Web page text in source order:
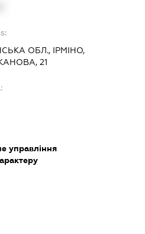
ОБЛ., ІРМІНО,
21
управління